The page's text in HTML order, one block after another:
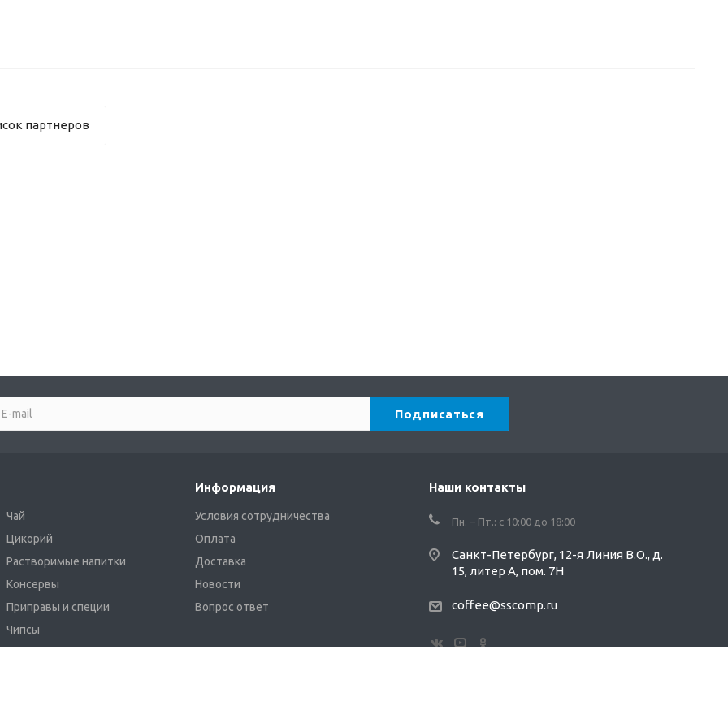
партнеров
Чай
Цикорий
Растворимые напитки
Консервы
Приправы и специи
Чипсы
Информация
Условия сотрудничества
Оплата
Доставка
Новости
Вопрос ответ
Наши контакты
Пн. – Пт.: с 10:00 до 18:00
Санкт-Петербург, 12-я Линия В.О., д.
15, литер А, пом. 7Н
coffee@sscomp.ru